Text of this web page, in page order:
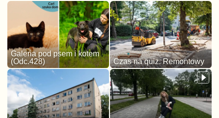
Galeria pod psem i kotem
(Odc.428)
Czas na quiz. Remontowy